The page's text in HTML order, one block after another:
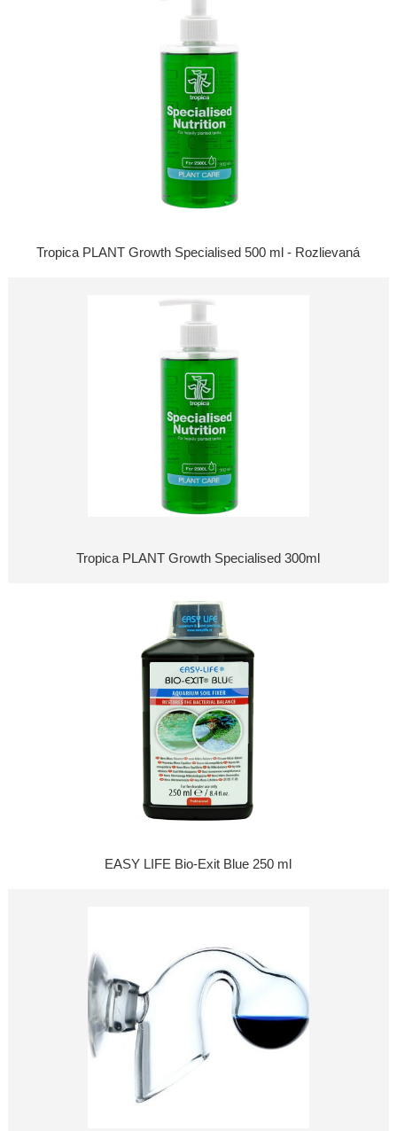
Tropica PLANT Growth Specialised 500 ml - Rozlievaná
Tropica PLANT Growth Specialised 300ml
EASY LIFE Bio-Exit Blue 250 ml